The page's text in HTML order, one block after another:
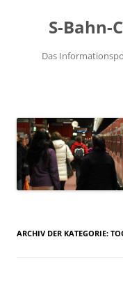
S-Bahn-
Das
ARCHIV DER KATEGORIE: